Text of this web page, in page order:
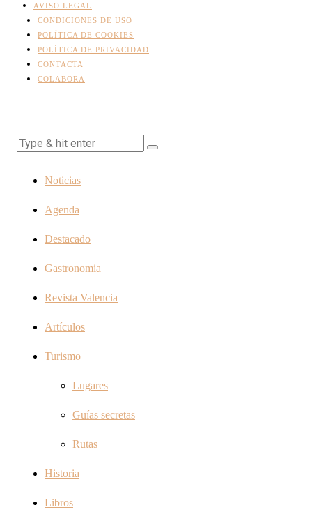
AVISO LEGAL
CONDICIONES DE USO
POLÍTICA DE COOKIES
POLÍTICA DE PRIVACIDAD
CONTACTA
COLABORA
Noticias
Agenda
Destacado
Gastronomia
Revista Valencia
Artículos
Turismo
Lugares
Guías secretas
Rutas
Historia
Libros